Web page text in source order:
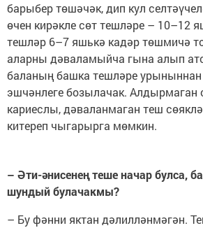
барыбер төшәчәк, дип кул
өчен кирәкле сөт тешләре – 10–12
тешләр 6–7 яшькә кадәр төшмичә
аларны дәваламыйча гына алып
баланың башка тешләре урыныннан
эшчәнлеге бозылачак. Алдырмаган
кариеслы, дәваланмаган теш
китереп чыгарырга мөмкин.
– Әти-әнисенең теше начар булса,
шундый булачакмы?
– Бу фәнни яктан дәлилләнмәгән.